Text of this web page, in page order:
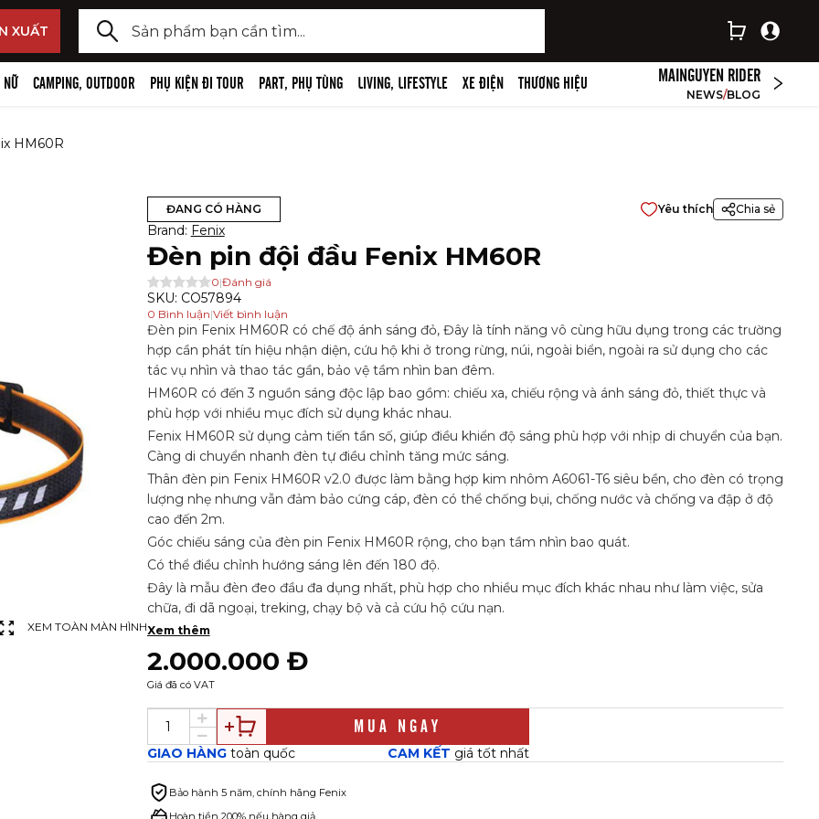
XUẤT
NỮ CAMPING, OUTDOOR PHỤ KIỆN ĐI TOUR PART, PHỤ TÙNG LIVING, LIFESTYLE XE ĐIỆN THƯƠNG HIỆU MAINGUYEN RIDER
NEWS/BLOG
lại Đèn dã ngoại cao cấp,
kiện
ngoại cao cấp, phụ kiện
lại Đồ công nghệ đi tour
nghệ đi tour
thiết bị bluetooth, phụ kiện
selfie stick, chân máy ảnh
phụ kiện
giá đỡ điện thoại
HM60R
XEM TOÀN MÀN HÌNH
ĐANG CÓ HÀNG Yêu thích Chia sẻ
Brand: Fenix
Đèn pin đội đầu Fenix HM60R
0|Đánh giá
SKU: CO57894
0 Bình luận|Viết bình luận
Đèn pin Fenix HM60R có chế độ ánh sáng đỏ, Đây là tính năng vô cùng hữu dụng trong các trường
hợp cần phát tín hiệu nhận diện, cứu hộ khi ở trong rừng, núi, ngoài biển, ngoài ra sử dụng cho các
tác vụ nhìn và thao tác gần, bảo vệ tầm nhìn ban đêm.
HM60R có đến 3 nguồn sáng độc lập bao gồm: chiếu xa, chiếu rộng và ánh sáng đỏ, thiết thực và
phù hợp với nhiều mục đích sử dụng khác nhau.
Fenix HM60R sử dụng cảm tiến tần số, giúp điều khiển độ sáng phù hợp với nhịp di chuyển của bạn.
Càng di chuyển nhanh đèn tự điều chỉnh tăng mức sáng.
Thân đèn pin Fenix HM60R v2.0 được làm bằng hợp kim nhôm A6061-T6 siêu bền, cho đèn có trọng
lượng nhẹ nhưng vẫn đảm bảo cứng cáp, đèn có thể chống bụi, chống nước và chống va đập ở độ
cao đến 2m.
Góc chiếu sáng của đèn pin Fenix HM60R rộng, cho bạn tầm nhìn bao quát.
Có thể điều chỉnh hướng sáng lên đến 180 độ.
Đây là mẫu đèn đeo đầu đa dụng nhất, phù hợp cho nhiều mục đích khác nhau như làm việc, sửa
chữa, đi dã ngoại, treking, chạy bộ và cả cứu hộ cứu nạn.
Xem thêm
2.000.000 Đ
Giá đã có VAT
MUA NGAY
GIAO HÀNG toàn quốc CAM KẾT giá tốt nhất
Bảo hành 5 năm, chính hãng Fenix
Hoàn tiền 200% nếu hàng giả